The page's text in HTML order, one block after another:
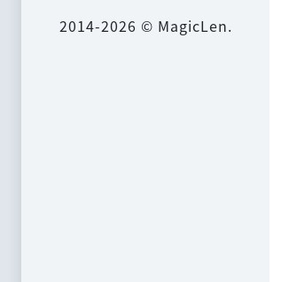
2014-2026 © MagicLen.